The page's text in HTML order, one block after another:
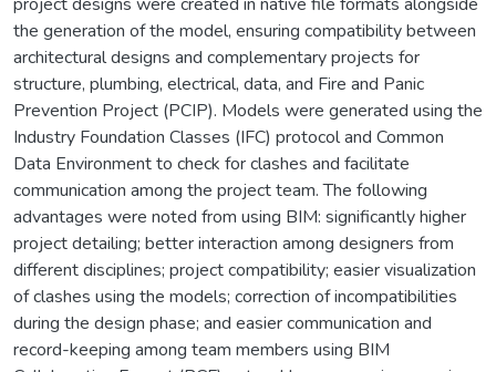
the generation of the model, ensuring compatibility between
architectural designs and complementary projects for
structure, plumbing, electrical, data, and Fire and Panic
Prevention Project (PCIP). Models were generated using the
Industry Foundation Classes (IFC) protocol and Common
Data Environment to check for clashes and facilitate
communication among the project team. The following
advantages were noted from using BIM: significantly higher
project detailing; better interaction among designers from
different disciplines; project compatibility; easier visualization
of clashes using the models; correction of incompatibilities
during the design phase; and easier communication and
record-keeping among team members using BIM